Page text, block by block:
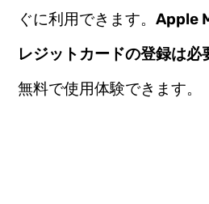
ぐに利用できます。Apple
レジットカードの登録は必
無料で使用体験できます。